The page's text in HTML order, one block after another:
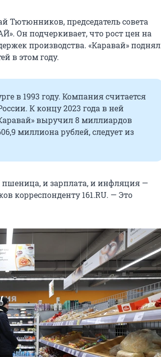
Тютюнников, председатель совета
Он подчеркивает, что рост цен на
производства. «Каравай» поднял
в этом году.
в 1993 году. Компания считается
К концу 2023 года в ней
выручил8 миллиардов
миллиона рублей, следует из
и зарплата, и инфляция —
корреспонденту 161.RU. — Это